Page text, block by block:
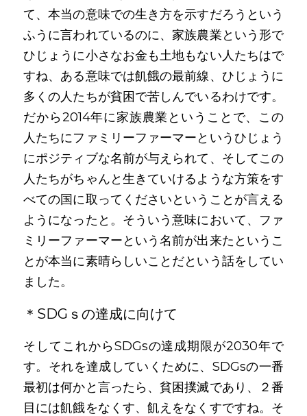
て、本当の意味での生き方を示すだろうという
ふうに言われているのに、家族農業という形で
ひじょうに小さなお金も土地もない人たちはで
すね、ある意味では飢餓の最前線、ひじょうに
多くの人たちが貧困で苦しんでいるわけです。
だから2014年に家族農業ということで、この
人たちにファミリーファーマーというひじょう
にポジティブな名前が与えられて、そしてこの
人たちがちゃんと生きていけるような方策をす
べての国に取ってくださいということが言える
ようになったと。そういう意味において、ファ
ミリーファーマーという名前が出来たというこ
とが本当に素晴らしいことだという話をしてい
ました。
＊SDGｓの達成に向けて
そしてこれからSDGsの達成期限が2030年で
す。それを達成していくために、SDGsの一番
最初は何かと言ったら、貧困撲滅であり、２番
目には飢餓をなくす、飢えをなくすですね。そ